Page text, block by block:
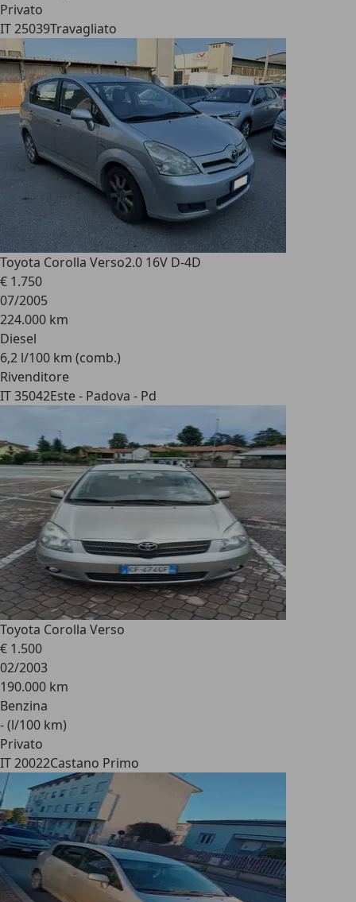
Privato
IT 25039Travagliato
Toyota Corolla Verso2.0 16V D-4D
€ 1.750
07/2005
224.000 km
Diesel
6,2 l/100 km (comb.)
Rivenditore
IT 35042Este - Padova - Pd
Toyota Corolla Verso
€ 1.500
02/2003
190.000 km
Benzina
- (l/100 km)
Privato
IT 20022Castano Primo